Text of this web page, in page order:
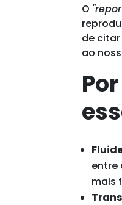
O
de
ao
entre
mais